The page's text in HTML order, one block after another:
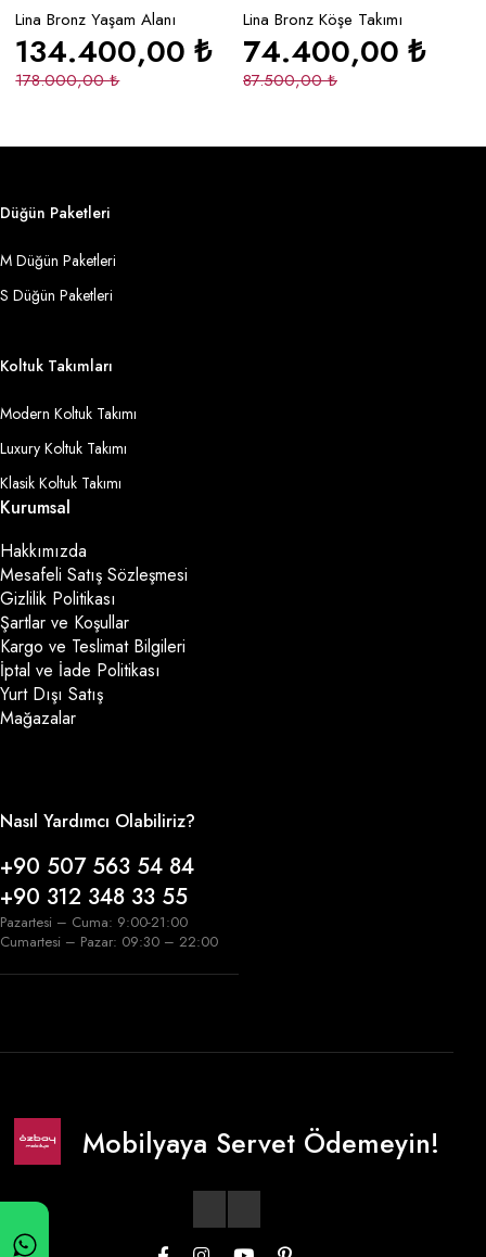
Lina Bronz Yaşam Alanı
178.000,00₺
134.400,00₺
Lina Bronz Köşe Takımı
87.500,00₺
74.400,00₺
Düğün Paketleri
M Düğün Paketleri
S Düğün Paketleri
Koltuk Takımları
Modern Koltuk Takımı
Luxury Koltuk Takımı
Klasik Koltuk Takımı
Kurumsal
Hakkımızda
Mesafeli Satış Sözleşmesi
Gizlilik Politikası
Şartlar ve Koşullar
Kargo ve Teslimat Bilgileri
İptal ve İade Politikası
Yurt Dışı Satış
Mağazalar
Nasıl Yardımcı Olabiliriz?
+90 507 563 54 84
+90 312 348 33 55
Pazartesi – Cuma: 9:00-21:00
Cumartesi – Pazar: 09:30 – 22:00
Mobilyaya Servet Ödemeyin!